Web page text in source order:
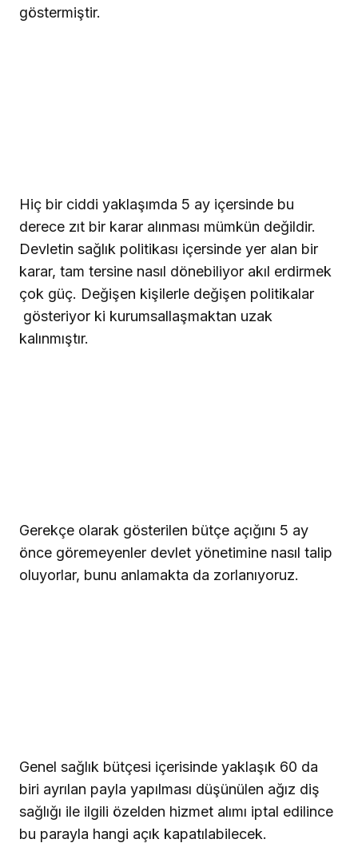
göstermiştir.
Hiç bir ciddi yaklaşımda 5 ay içersinde bu
derece zıt bir karar alınması mümkün değildir.
Devletin sağlık politikası içersinde yer alan bir
karar, tam tersine nasıl dönebiliyor akıl erdirmek
çok güç. Değişen kişilerle değişen politikalar
gösteriyor ki kurumsallaşmaktan uzak
kalınmıştır.
Gerekçe olarak gösterilen bütçe açığını 5 ay
önce göremeyenler devlet yönetimine nasıl talip
oluyorlar, bunu anlamakta da zorlanıyoruz.
Genel sağlık bütçesi içerisinde yaklaşık 60 da
biri ayrılan payla yapılması düşünülen ağız diş
sağlığı ile ilgili özelden hizmet alımı iptal edilince
bu parayla hangi açık kapatılabilecek.